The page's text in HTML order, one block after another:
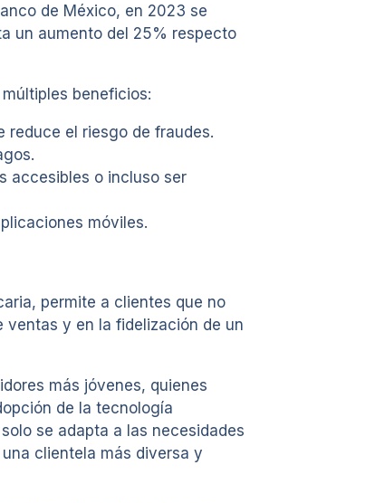
de México, en 2023 se
un aumento del 25% respecto
beneficios:
reduce el riesgo de fraudes.
accesibles o incluso ser
móviles.
permite a clientes que no
ventas y en la fidelización de un
más jóvenes, quienes
de la tecnología
se adapta a las necesidades
clientela más diversa y